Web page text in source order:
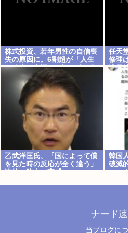
株式投資、若年男性の自信喪
失の原因に。6割超が「人生
の敗者」自認。4人に1人が毎
日株式を売買。
任天
修理
適用
寄付
乙武洋匡氏、「国によって僕
を見た時の反応が全く違う」
海外の路上で実感
韓国
破滅
ノの
ナード
当ブログに